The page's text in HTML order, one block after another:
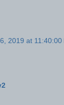
2019 at 11:40:00